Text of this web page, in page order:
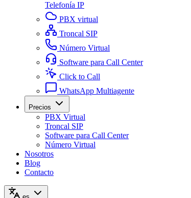
Telefonía IP
PBX virtual
Troncal SIP
Número Virtual
Software para Call Center
Click to Call
WhatsApp Multiagente
Precios
PBX Virtual
Troncal SIP
Software para Call Center
Número Virtual
Nosotros
Blog
Contacto